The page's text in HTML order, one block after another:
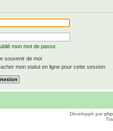
mon mot de passe
souvenir de moi
mon statut en ligne pour cette session
Développé par